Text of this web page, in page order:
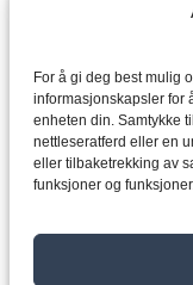
For å gi deg best mulig
informasjonskapsler for
enheten din. Samtykke
nettleseratferd eller en
eller tilbaketrekking av
funksjoner og